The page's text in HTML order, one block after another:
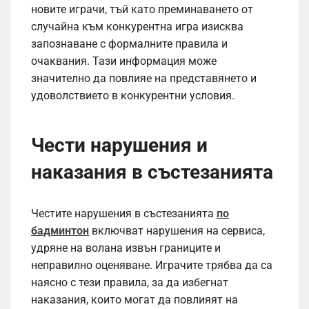
новите играчи, тъй като преминаването от
случайна към конкурентна игра изисква
запознаване с формалните правила и
очаквания. Тази информация може
значително да повлияе на представянето и
удоволствието в конкурентни условия.
Чести нарушения и
наказания в състезанията
Честите нарушения в състезанията по
бадминтон включват нарушения на сервиса,
удряне на волана извън границите и
неправилно оценяване. Играчите трябва да са
наясно с тези правила, за да избегнат
наказания, които могат да повлияят на